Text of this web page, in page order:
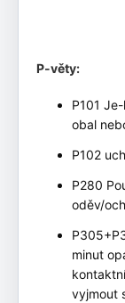
P-věty:
P101
obal
P102
P280
oděv/
minut
vyjmout